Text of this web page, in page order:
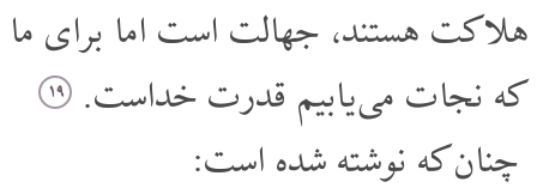
هلاکت هستند، جهالت است اما برای ما
که نجات می یابیم قدرت خداست.
۱۹
چنان که نوشته شده است: